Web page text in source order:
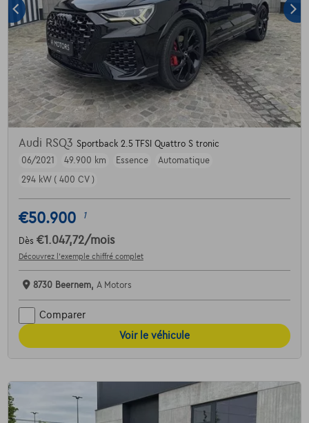
Audi RSQ3 Sportback 2.5 TFSI Quattro S tronic
06/2021
49.900 km Essence
Automatique
294 kW ( 400 CV )
€50.900 1
Dès €1.047,72/mois
Découvrez l’exemple chiffré complet
8730 Beernem, A Motors
Comparer
Voir le véhicule